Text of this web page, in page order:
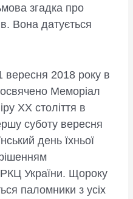
згадка про
Вона датується
вересня 2018 року в
Меморіал
ХХ століття в
суботу вересня
день їхньої
РКЦ України. Щороку
паломники з усіх